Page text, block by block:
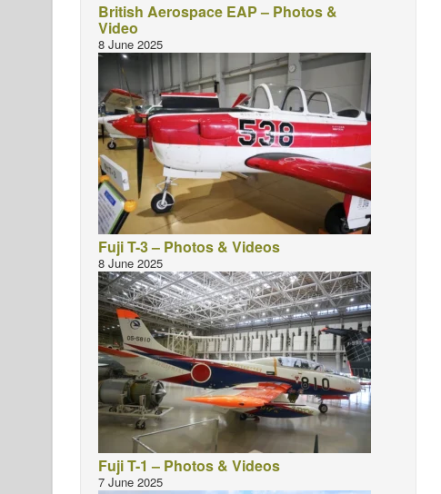
British Aerospace EAP – Photos &
Video
8 June 2025
Fuji T-3 – Photos & Videos
8 June 2025
Fuji T-1 – Photos & Videos
7 June 2025